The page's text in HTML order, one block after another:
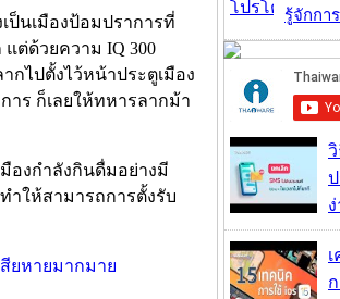
ป็นเมืองป้อมปราการที่
ต่ด้วยความ IQ 300
กไปตั้งไว้หน้าประตูเมือง
าร ก็เลยให้ทหารลากม้า
องกำลังกินดื่มอย่างมี
ำให้สามารถการตั้งรับ
รู้จักกา